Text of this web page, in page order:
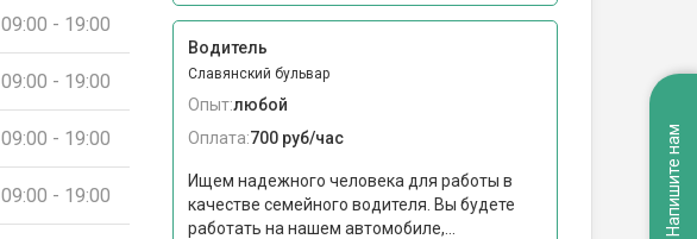
09:00 - 19:00
09:00 - 19:00
09:00 - 19:00
09:00 - 19:00
Водитель
Славянский бульвар
Опыт:любой
Оплата:700 руб/час
Ищем надежного человека для работы в
качестве семейного водителя. Вы будете
работать на нашем автомобиле,...
Напишите нам